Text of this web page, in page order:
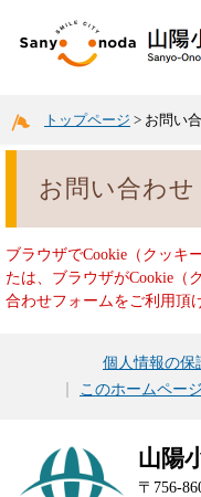
トップページ > お問い
お問い合わせ
ブラウザでCookie（クッキ
たは、ブラウザがCookie（
合わせフォームをご利用頂
個人情報の保
このホームペー
山陽
〒756-